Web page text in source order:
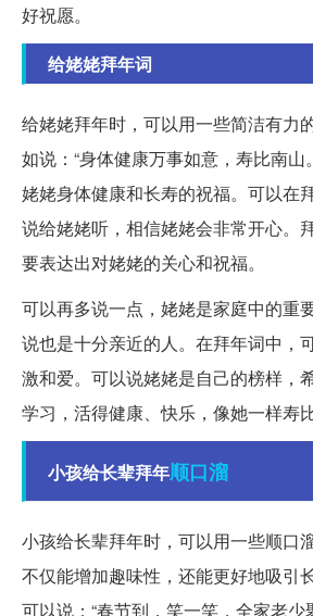
好祝愿。
给姥姥拜年词
给姥姥拜年时，可以用一些简洁有力
如说：“身体健康万事如意，寿比南山
姥姥身体健康和长寿的祝福。可以在
说给姥姥听，相信姥姥会非常开心。
要表达出对姥姥的关心和祝福。
可以再多说一点，姥姥是家庭中的重
说也是十分亲近的人。在拜年词中，
激和爱。可以说姥姥是自己的榜样，
学习，活得健康、快乐，像她一样寿比
小孩给长辈拜年顺口溜
小孩给长辈拜年时，可以用一些顺口
不仅能增加趣味性，还能更好地吸引
可以说：“春节到，笑一笑，全家老